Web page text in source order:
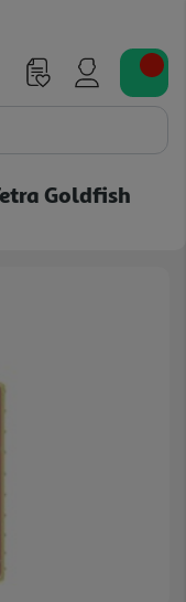
Goldfish